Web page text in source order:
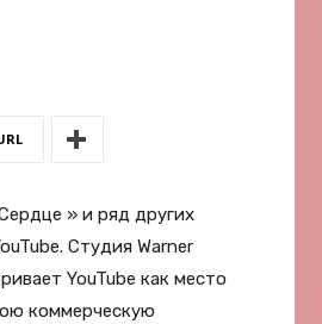
» и ряд других
Студия Warner
YouTube как место
коммерческую